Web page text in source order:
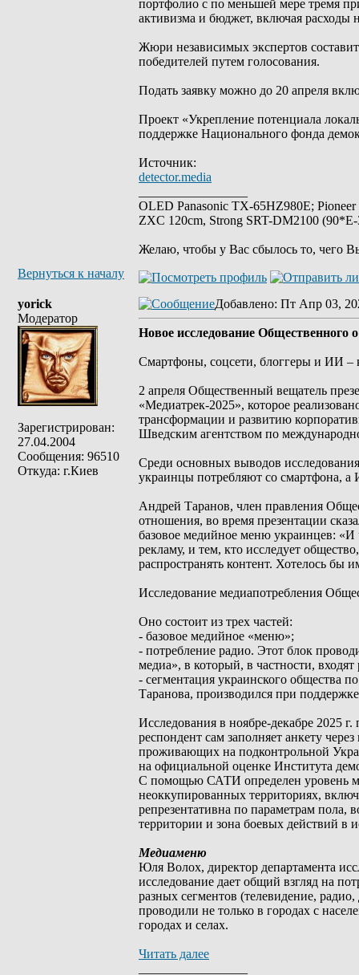
портфолио с по меньшей мере тремя
активизма и бюджет, включая расходы
Жюри независимых экспертов
победителей путем голосования.
Подать заявку можно до 20 апреля
Проект «Укрепление потенциала
поддержке Национального фонда
Источник:
detector.media
OLED Panasonic TX-65HZ980E;
ZXC 120cm, Strong SRT-DM2100
Желаю, чтобы у Вас сбылось то, чего
Вернуться к началу
yorick
Модератор
Зарегистрирован:
27.04.2004
Сообщения: 96510
Откуда: г.Киев
Добавлено: Пт Апр 03,
Новое исследование Общественного
Смартфоны, соцсети, блоггеры и ИИ –
2 апреля Общественный вещатель
«Медиатрек-2025», которое
трансформации и развитию
Шведским агентством по
Среди основных выводов
украинцы потребляют со смартфона, а
Андрей Таранов, член правления
отношения, во время презентации
базовое медийное меню украинцев: «И
рекламу, и тем, кто исследует
распространять контент. Хотелось бы
Исследование медиапотребления
Оно состоит из трех частей:
- базовое медийное «меню»;
- потребление радио. Этот блок
медиа», в который, в частности,
- сегментация украинского общества
Таранова, производился при
Исследования в ноябре-декабре 2025
респондент сам заполняет анкету
проживающих на подконтрольной
на официальной оценке Института
С помощью САТИ определен уровень
неоккупированных территориях,
репрезентативна по параметрам пола,
территории и зона боевых действий в
Медиаменю
Юля Волох, директор департамента
исследование дает общий взгляд на
разных сегментов (телевидение,
проводили не только в городах с
городах и селах.
Читать далее